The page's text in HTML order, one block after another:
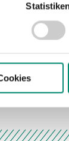
wir